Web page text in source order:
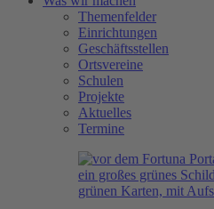
Themenfelder
Einrichtungen
Geschäftsstellen
Ortsvereine
Schulen
Projekte
Aktuelles
Termine